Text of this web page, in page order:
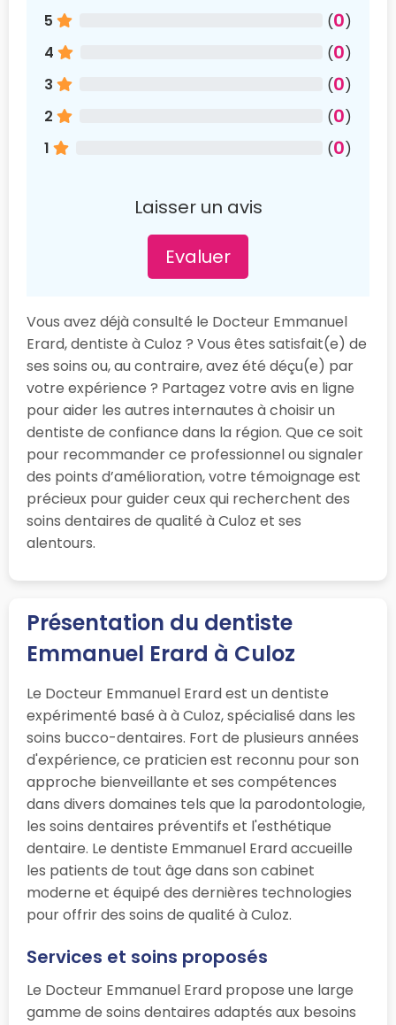
5 (0)
4
(0)
3
(0)
2
(0)
1
(0)
Laisser un avis
Evaluer
Vous avez déjà consulté le Docteur Emmanuel
Erard, dentiste à Culoz ? Vous êtes satisfait(e) de
ses soins ou, au contraire, avez été déçu(e) par
votre expérience ? Partagez votre avis en ligne
pour aider les autres internautes à choisir un
dentiste de confiance dans la région. Que ce soit
pour recommander ce professionnel ou signaler
des points d’amélioration, votre témoignage est
précieux pour guider ceux qui recherchent des
soins dentaires de qualité à Culoz et ses
alentours.
Présentation du dentiste
Emmanuel Erard à Culoz
Le Docteur Emmanuel Erard est un dentiste
expérimenté basé à à Culoz, spécialisé dans les
soins bucco-dentaires. Fort de plusieurs années
d'expérience, ce praticien est reconnu pour son
approche bienveillante et ses compétences
dans divers domaines tels que la parodontologie,
les soins dentaires préventifs et l'esthétique
dentaire. Le dentiste Emmanuel Erard accueille
les patients de tout âge dans son cabinet
moderne et équipé des dernières technologies
pour offrir des soins de qualité à Culoz.
Services et soins proposés
Le Docteur Emmanuel Erard propose une large
gamme de soins dentaires adaptés aux besoins